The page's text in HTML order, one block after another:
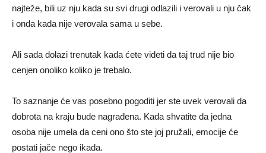
najteže, bili uz nju kada su svi drugi odlazili i verovali u nju čak
i onda kada nije verovala sama u sebe.
Ali sada dolazi trenutak kada ćete videti da taj trud nije bio
cenjen onoliko koliko je trebalo.
To saznanje će vas posebno pogoditi jer ste uvek verovali da
dobrota na kraju bude nagrađena. Kada shvatite da jedna
osoba nije umela da ceni ono što ste joj pružali, emocije će
postati jače nego ikada.